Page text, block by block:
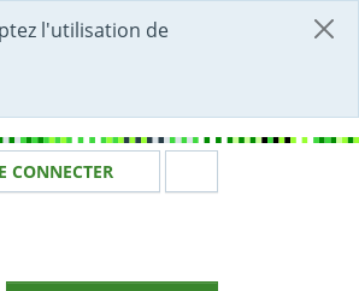
l'utilisation de
identité
CONNECTER